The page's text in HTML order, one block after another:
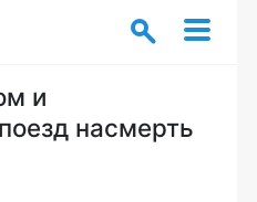
и
насмерть